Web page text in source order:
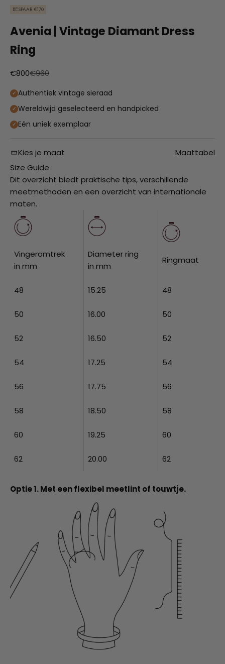
BESPAAR €170
Avenia | Vintage Diamant Dress
Ring
Aanbiedingsprijs
€800Normale prijs
€960
Authentiek vintage sieraad
Wereldwijd geselecteerd en handpicked
Eén uniek exemplaar
Kies je maat
Maattabel
Size Guide
Dit overzicht biedt praktische tips, verschillende
meetmethoden en een overzicht van internationale
maten.
Vingeromtrek
in mm
Diameter ring
in mm
Ringmaat
48 15.25 48
50 16.00 50
52 16.50 52
54 17.25 54
56 17.75 56
58 18.50 58
60 19.25 60
62 20.00 62
Optie 1. Met een flexibel meetlint of touwtje.